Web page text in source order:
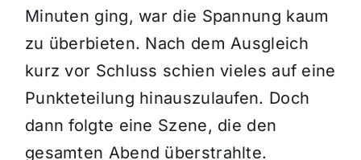
Minuten ging, war die Spannung kaum
zu überbieten. Nach dem Ausgleich
kurz vor Schluss schien vieles auf eine
Punkteteilung hinauszulaufen. Doch
dann folgte eine Szene, die den
gesamten Abend überstrahlte.